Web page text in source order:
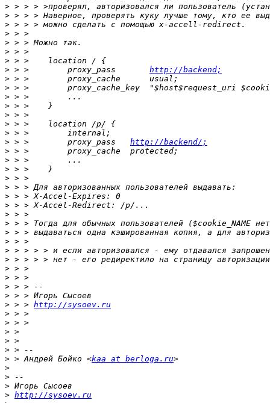
>
>
>
>
>
>
>
> > >        proxy_pass http://backend;
>
>
>
>
>
>
>
> > >        proxy_pass http://backend/;
>
>
>
>
>
>
>
>
>
>
>
>
>
>
>
>
>
> > > http://sysoev.ru
>
>
>
>
>
> > Андрей Бойко <kaa at berloga.ru
>
>
>
> http://sysoev.ru